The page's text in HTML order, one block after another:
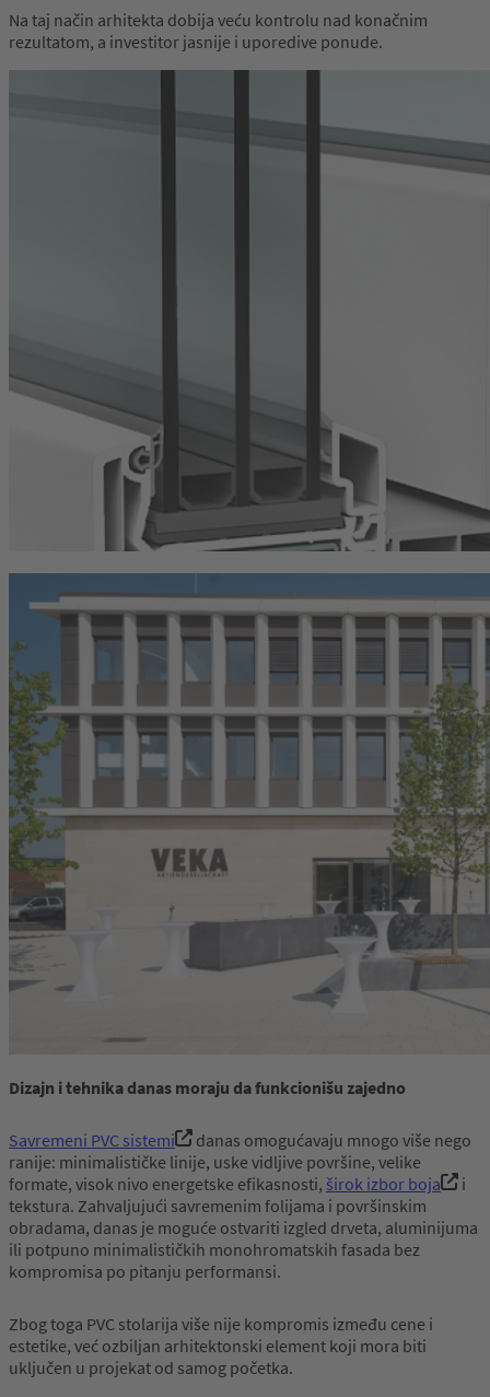
Na taj način arhitekta dobija veću kontrolu nad konačnim
rezultatom, a investitor jasnije i uporedive ponude.
Dizajn i tehnika danas moraju da funkcionišu zajedno
Savremeni PVC sistemi
danas omogućavaju mnogo više nego
ranije: minimalističke linije, uske vidljive površine, velike
formate, visok nivo energetske efikasnosti, širok izbor boja
i
tekstura. Zahvaljujući savremenim folijama i površinskim
obradama, danas je moguće ostvariti izgled drveta, aluminijuma
ili potpuno minimalističkih monohromatskih fasada bez
kompromisa po pitanju performansi.
Zbog toga PVC stolarija više nije kompromis između cene i
estetike, već ozbiljan arhitektonski element koji mora biti
uključen u projekat od samog početka.